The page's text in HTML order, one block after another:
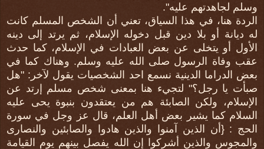
وسلم لجاهدتهم عليه".
الردة هنا، في هذا السياق، تعني أن الشخص المسلم كانت
له ديانة أو بلا دين قبل دخوله الإسلام، ثم يرتد إلى دينه
الأول أو يتخلى عن بعض العبادات في الإسلام، كما حدث
عقب وفاة الرسول صلى الله عليه وسلم. وهناك كما في
بعض الدراما الدينية نسمع احد الشخصيات يقول لآخر: "هل
صبأت يا رجل؟" لتجيء هنا بمعنى شخص مسلم إرتد عن
الإسلام، ولكن الصابئة هم من يعتقدون بنبوة يحى عليه
السلام كما يشير بعض أهل العلم، قال عز وجل في سورة
الحج : {أن الذين آمنوا والذين هادوا والصابئين والنصارى
والمجوس والذين أشركوا إن الله يفصل بينهم يوم القيامة